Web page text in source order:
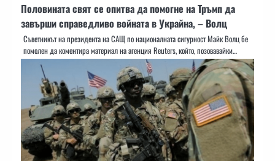
Половината свят се опитва да помогне на Тръмп да
завърши справедливо войната в Украйна, – Волц
Съветникът на президента на САЩ по националната сигурност Майк Волц бе
помолен да коментира материал на агенция Reuters, който, позовавайки…